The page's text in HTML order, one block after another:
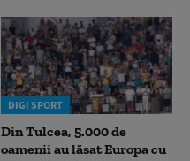
DIGI SPORT
Din Tulcea, 5.000 de
oamenii au lăsat Europa cu